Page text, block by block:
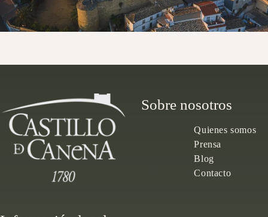
Sobre nosotros
Quienes somos
Prensa
Blog
Contacto